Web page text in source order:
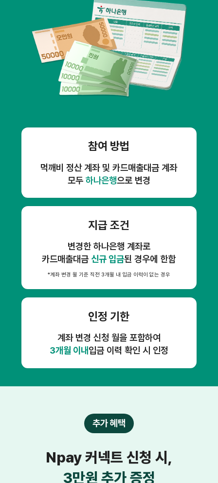
참여 방법
먹깨비 정산 계좌 및 카드매출대금 계좌
모두 하나은행으로 변경
지급 조건
변경한 하나은행 계좌로
카드매출대금 신규 입금된 경우에 한함
*계좌 변경 월 기준 직전 3개월 내 입금 이력이 없는 경우
인정 기한
계좌 변경 신청 월을 포함하여
3개월 이내입금 이력 확인 시 인정
추가 혜택
Npay 커넥트 신청 시,
3만원 추가 증정